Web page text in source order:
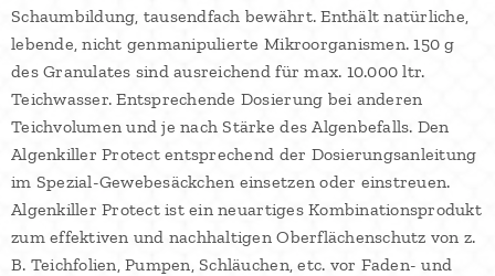
Schaumbildung, tausendfach bewährt. Enthält natürliche,
lebende, nicht genmanipulierte Mikroorganismen. 150 g
des Granulates sind ausreichend für max. 10.000 ltr.
Teichwasser. Entsprechende Dosierung bei anderen
Teichvolumen und je nach Stärke des Algenbefalls. Den
Algenkiller Protect entsprechend der Dosierungsanleitung
im Spezial-Gewebesäckchen einsetzen oder einstreuen.
Algenkiller Protect ist ein neuartiges Kombinationsprodukt
zum effektiven und nachhaltigen Oberflächenschutz von z.
B. Teichfolien, Pumpen, Schläuchen, etc. vor Faden- und